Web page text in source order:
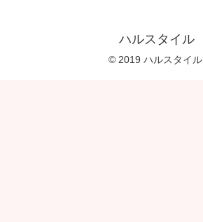
ハルスタイル
© 2019 ハルスタイル.